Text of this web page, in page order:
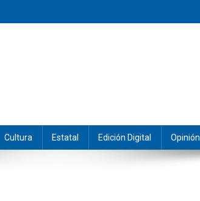
Cultura Estatal Edición Digital Opinión